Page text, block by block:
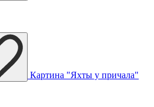
Картина "Яхты у причала"